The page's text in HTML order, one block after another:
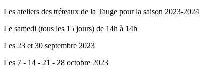
Les ateliers des tréteaux de la Tauge pour la saison 2023-2024
Le samedi (tous les 15 jours) de 14h à 14h
Les 23 et 30 septembre 2023
Les 7 - 14 - 21 - 28 octobre 2023